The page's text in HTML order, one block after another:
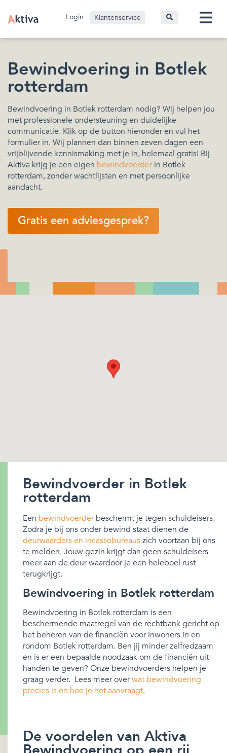
Login Klantenservice
Bewindvoering in Botlek
rotterdam
Bewindvoering in Botlek rotterdam nodig? Wij helpen jou
met professionele ondersteuning en duidelijke
communicatie. Klik op de button hieronder en vul het
formulier in. Wij plannen dan binnen zeven dagen een
vrijblijvende kennismaking met je in, helemaal gratis! Bij
Aktiva krijg je een eigen bewindvoerderin Botlek
rotterdam, zonder wachtlijsten en met persoonlijke
aandacht.
Gratis een adviesgesprek?
Bewindvoerder in Botlek
rotterdam
Een bewindvoerderbeschermt je tegen schuldeisers.
Zodra je bij ons onder bewind staat dienen de
deurwaarders en incassobureauszich voortaan bij ons
te melden. Jouw gezin krijgt dan geen schuldeisers
meer aan de deur waardoor je een heleboel rust
terugkrijgt.
Bewindvoering in Botlek rotterdam
Bewindvoering in Botlek rotterdam is een
beschermende maatregel van de rechtbank gericht op
het beheren van de financiën voor inwoners in en
rondom Botlek rotterdam. Ben jij minder zelfredzaam
en is er een bepaalde noodzaak om de financiën uit
handen te geven? Onze bewindvoerders helpen je
graag verder. Lees meer overwat bewindvoering
precies is en hoe je het aanvraagt.
De voordelen van Aktiva